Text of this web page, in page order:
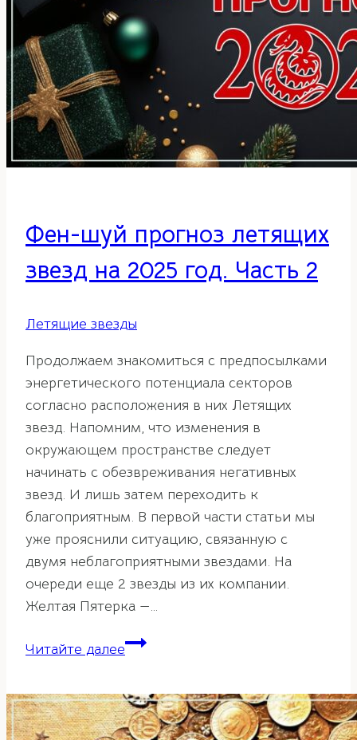
Фен-шуй прогноз летящих
звезд на 2025 год. Часть 2
Летящие звезды
Продолжаем знакомиться с предпосылками
энергетического потенциала секторов
согласно расположения в них Летящих
звезд. Напомним, что изменения в
окружающем пространстве следует
начинать с обезвреживания негативных
звезд. И лишь затем переходить к
благоприятным. В первой части статьи мы
уже прояснили ситуацию, связанную с
двумя неблагоприятными звездами. На
очереди еще 2 звезды из их компании.
Желтая Пятерка —…
Читайте далееФен-
летящих
звезд